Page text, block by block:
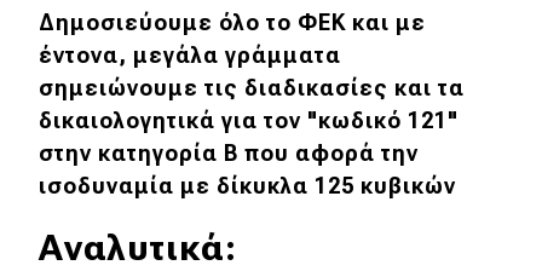
Νέα
Παρουσιάσεις
DRIVE Away
Δημοσιεύουμε όλο το ΦΕΚ και με
έντονα, μεγάλα γράμματα
σημειώνουμε τις διαδικασίες και τα
δικαιολογητικά για τον "κωδικό 121"
στην κατηγορία Β που αφορά την
ισοδυναμία με δίκυκλα 125 κυβικών
Αναλυτικά: